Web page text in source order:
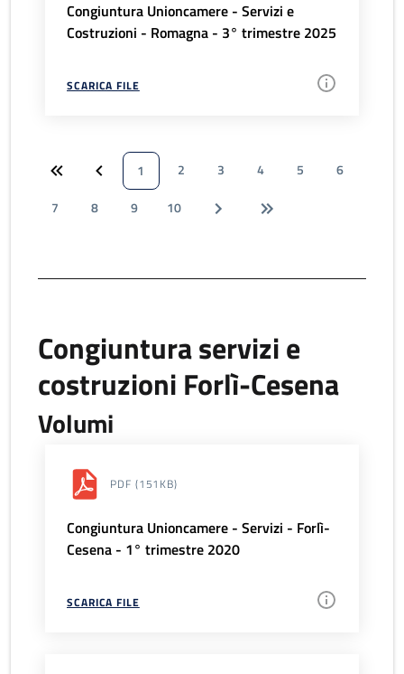
Congiuntura Unioncamere - Servizi e
Costruzioni - Romagna - 3° trimestre 2025
SCARICA FILE
1 2 3 4 5
6
7
8 9 10
Congiuntura servizi e
costruzioni Forlì-Cesena
Volumi
PDF (151KB)
Congiuntura Unioncamere - Servizi - Forlì-
Cesena - 1° trimestre 2020
SCARICA FILE